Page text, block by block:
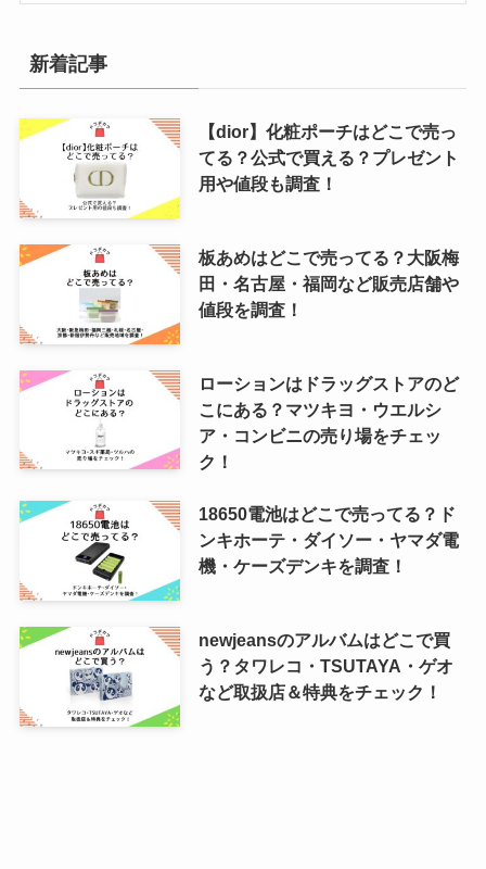
新着記事
【dior】化粧ポーチはどこで売っ
てる？公式で買える？プレゼント
用や値段も調査！
板あめはどこで売ってる？大阪梅
田・名古屋・福岡など販売店舗や
値段を調査！
ローションはドラッグストアのど
こにある？マツキヨ・ウエルシ
ア・コンビニの売り場をチェッ
ク！
18650電池はどこで売ってる？ド
ンキホーテ・ダイソー・ヤマダ電
機・ケーズデンキを調査！
newjeansのアルバムはどこで買
う？タワレコ・TSUTAYA・ゲオ
など取扱店＆特典をチェック！